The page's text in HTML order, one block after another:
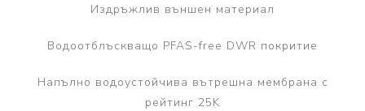
Издръжлив външен материал
Водоотблъскващо PFAS-free DWR покритие
Напълно водоустойчива вътрешна мембрана с
рейтинг 25K